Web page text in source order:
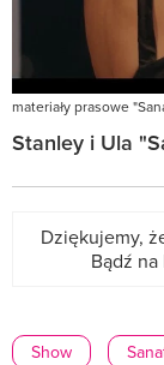
materiały prasowe
Stanley i Ula
Dziękujemy,
Bądź
Show